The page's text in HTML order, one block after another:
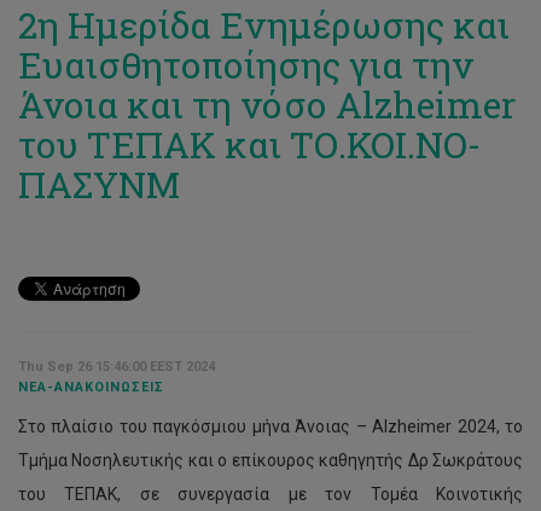
2η Ημερίδα Ενημέρωσης και
Ευαισθητοποίησης για την
Άνοια και τη νόσο Alzheimer
του ΤΕΠΑΚ και ΤΟ.ΚΟΙ.ΝΟ-
ΠΑΣΥΝΜ
Thu Sep 26 15:46:00 EEST 2024
ΝΈΑ-ΑΝΑΚΟΙΝΏΣΕΙΣ
Στο πλαίσιο του παγκόσμιου μήνα Άνοιας – Alzheimer 2024, το
Τμήμα Νοσηλευτικής και ο επίκουρος καθηγητής Δρ Σωκράτους
του ΤΕΠΑΚ, σε συνεργασία με τον Τομέα Κοινοτικής